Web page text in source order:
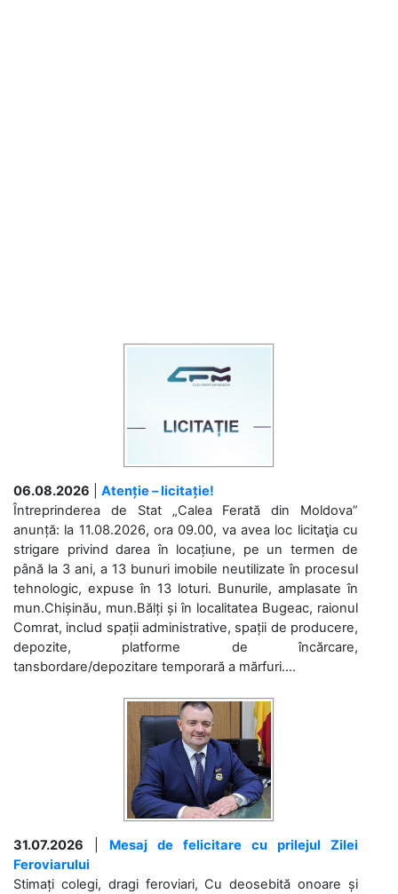
06.08.2026
Atenție – licitație!
Întreprinderea de Stat „Calea Ferată din Moldova”
anunță: la 11.08.2026, ora 09.00, va avea loc licitaţia cu
strigare privind darea în locațiune, pe un termen de
până la 3 ani, a 13 bunuri imobile neutilizate în procesul
tehnologic, expuse în 13 loturi. Bunurile, amplasate în
mun.Chișinău, mun.Bălți și în localitatea Bugeac, raionul
Comrat, includ spații administrative, spații de producere,
depozite, platforme de încărcare,
tansbordare/depozitare temporară a mărfuri....
31.07.2026
Mesaj de felicitare cu prilejul Zilei
Feroviarului
Stimați colegi, dragi feroviari, Cu deosebită onoare și